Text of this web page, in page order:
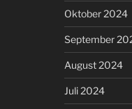
Oktober 2024
September
August 2024
Juli 2024